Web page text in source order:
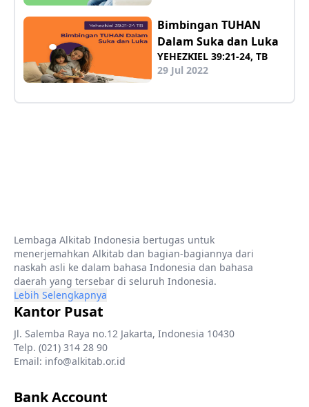
Bimbingan TUHAN
Dalam Suka dan Luka
YEHEZKIEL 39:21-24, TB
29 Jul 2022
Lembaga Alkitab Indonesia bertugas untuk
menerjemahkan Alkitab dan bagian-bagiannya dari
naskah asli ke dalam bahasa Indonesia dan bahasa
daerah yang tersebar di seluruh Indonesia.
Lebih Selengkapnya
Kantor Pusat
Jl. Salemba Raya no.12 Jakarta, Indonesia 10430
Telp. (021) 314 28 90
Email: info@alkitab.or.id
Bank Account